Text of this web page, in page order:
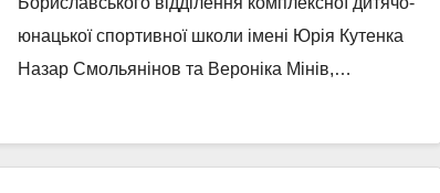
юнацької спортивної школи імені Юрія Кутенка
Назар Смольянінов та Вероніка Мінів,…